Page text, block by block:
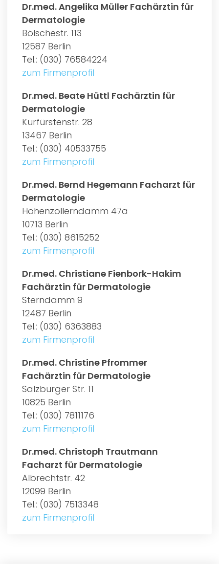
Dr.med. Angelika Müller Fachärztin für
Dermatologie
Bölschestr. 113
12587 Berlin
Tel.: (030) 76584224
zum Firmenprofil
Dr.med. Beate Hüttl Fachärztin für
Dermatologie
Kurfürstenstr. 28
13467 Berlin
Tel.: (030) 40533755
zum Firmenprofil
Dr.med. Bernd Hegemann Facharzt für
Dermatologie
Hohenzollerndamm 47a
10713 Berlin
Tel.: (030) 8615252
zum Firmenprofil
Dr.med. Christiane Fienbork-Hakim
Fachärztin für Dermatologie
Sterndamm 9
12487 Berlin
Tel.: (030) 6363883
zum Firmenprofil
Dr.med. Christine Pfrommer
Fachärztin für Dermatologie
Salzburger Str. 11
10825 Berlin
Tel.: (030) 7811176
zum Firmenprofil
Dr.med. Christoph Trautmann
Facharzt für Dermatologie
Albrechtstr. 42
12099 Berlin
Tel.: (030) 7513348
zum Firmenprofil